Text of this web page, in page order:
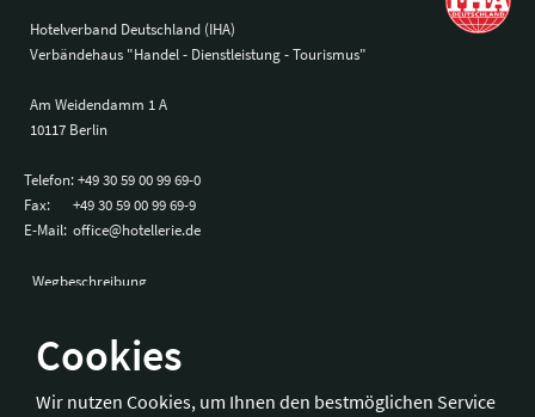
Cookies
Wir nutzen Cookies, um Ihnen den bestmöglichen Service
Hotelverband Deutschland (IHA)
Verbändehaus "Handel - Dienstleistung - Tourismus"
Am Weidendamm 1 A
10117 Berlin
Telefon:+49 30 59 00 99 69-0
Fax:
+49 30 59 00 99 69-9
E-Mail: office@hotellerie.de
Wegbeschreibung